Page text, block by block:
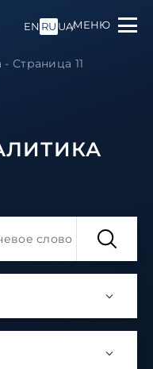
EN RU UAМЕНЮ
- Страница 11